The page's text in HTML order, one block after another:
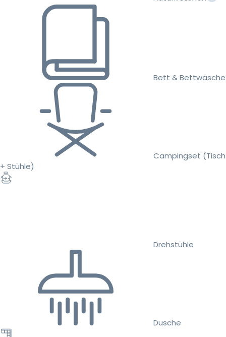
Bett & Bettwäsche
Campingset (Tisch
+ Stühle)
Drehstühle
Dusche